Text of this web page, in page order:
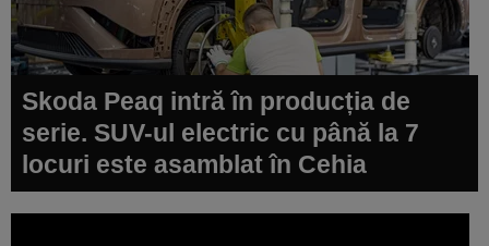
Skoda Peaq intră în producția de
serie. SUV-ul electric cu până la 7
locuri este asamblat în Cehia